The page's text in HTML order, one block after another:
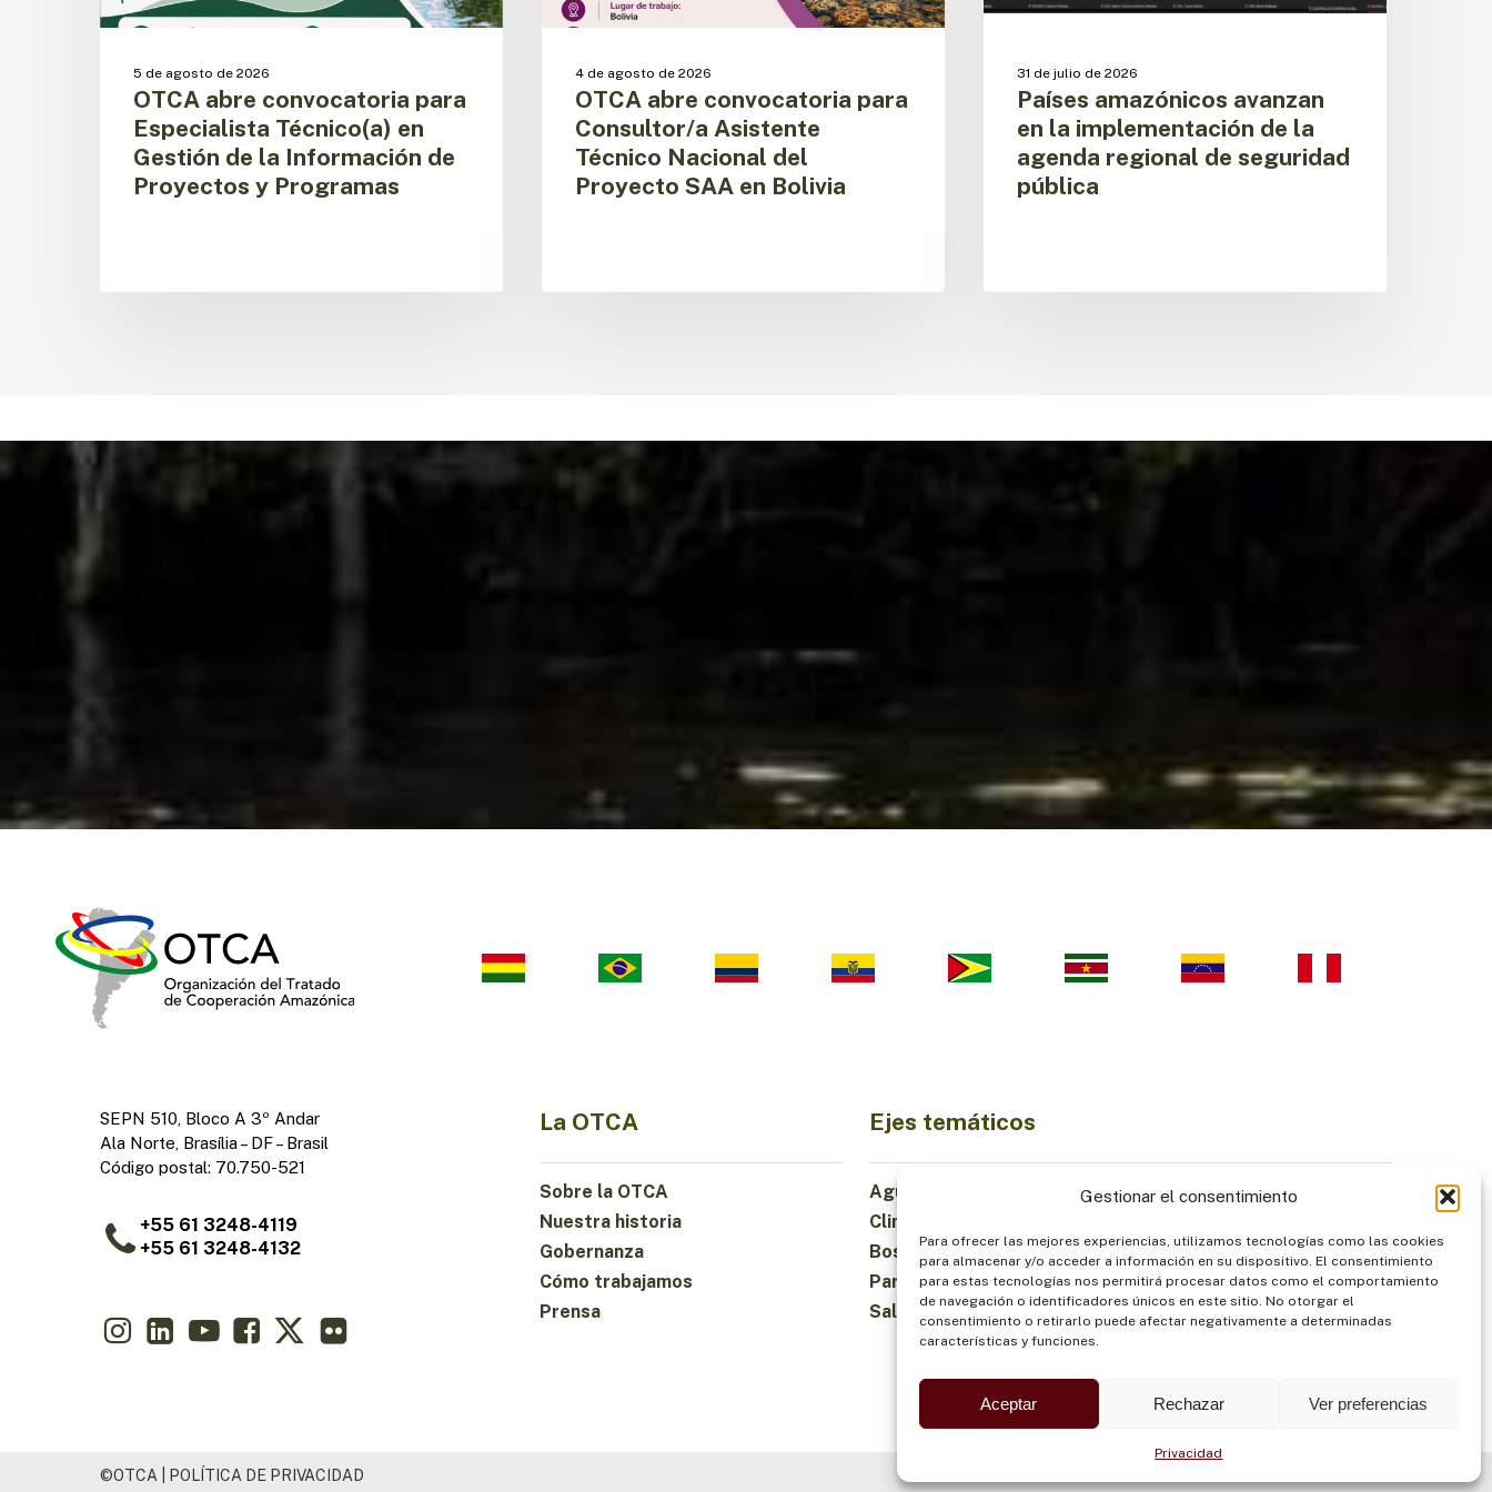
Gestionar el consentimiento
Para ofrecer las mejores experiencias, utilizamos tecnologías como las cookies
para almacenar y/o acceder a información en su dispositivo. El consentimiento
para estas tecnologías nos permitirá procesar datos como el comportamiento
de navegación o identificadores únicos en este sitio. No otorgar el
consentimiento o retirarlo puede afectar negativamente a determinadas
características y funciones.
Aceptar Rechazar Ver preferencias
Privacidad
Información
Programas
5 de agosto de 2026
OTCA abre convocatoria para
Especialista Técnico(a) en
Gestión de la Información de
Proyectos y Programas
SAA
4 de agosto de 2026
OTCA abre convocatoria para
Consultor/a Asistente
Técnico Nacional del
Proyecto SAA en Bolivia
de
31 de julio de 2026
Países amazónicos avanzan
en la implementación de la
agenda regional de seguridad
pública
SEPN 510, Bloco A 3º Andar
Ala Norte, Brasília – DF – Brasil
Código postal: 70.750-521
+55 61 3248-4119
+55 61 3248-4132
La OTCA
Sobre la OTCA
Nuestra historia
Gobernanza
Cómo trabajamos
Prensa
Ejes temáticos
Agua
Ciencia e Innovación
Clima
Bosques y Biodiversidad
Institucionalidad
Participación
Pueblos Indígenas
Salud y Alimentación
Seguridad
©OTCA | POLÍTICA DE PRIVACIDAD